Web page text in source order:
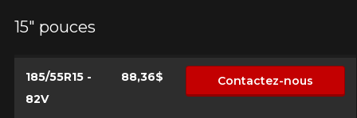
15" pouces
185/55R15 -
82V
88,36$ Contactez-nous